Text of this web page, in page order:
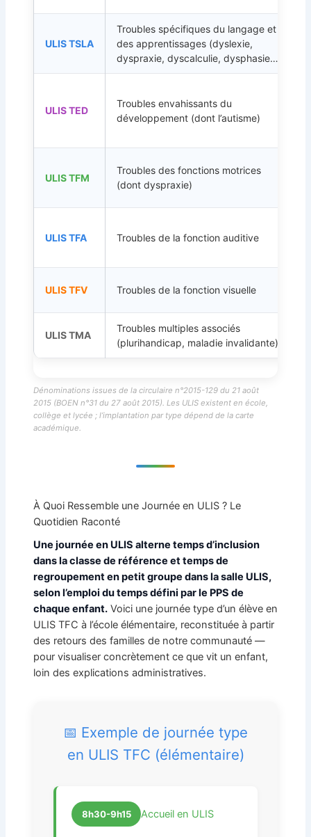
ULIS TSLA
Troubles spécifiques du langage et
des apprentissages (dyslexie,
dyspraxie, dyscalculie, dysphasie…)
ULIS TED
Troubles envahissants du
développement (dont l’autisme)
ULIS TFM
Troubles des fonctions motrices
(dont dyspraxie)
ULIS TFA Troubles de la fonction auditive
ULIS TFV Troubles de la fonction visuelle
ULIS TMA
Troubles multiples associés
(plurihandicap, maladie invalidante)
Dénominations issues de la circulaire n°2015-129 du 21 août
2015 (BOEN n°31 du 27 août 2015). Les ULIS existent en école,
collège et lycée ; l’implantation par type dépend de la carte
académique.
À Quoi Ressemble une Journée en ULIS ? Le
Quotidien Raconté
Une journée en ULIS alterne temps d’inclusion
dans la classe de référence et temps de
regroupement en petit groupe dans la salle ULIS,
selon l’emploi du temps défini par le PPS de
chaque enfant.Voici une journée type d’un élève en
ULIS TFC à l’école élémentaire, reconstituée à partir
des retours des familles de notre communauté —
pour visualiser concrètement ce que vit un enfant,
loin des explications administratives.
📅 Exemple de journée type
en ULIS TFC (élémentaire)
8h30-9h15 Accueil en ULIS